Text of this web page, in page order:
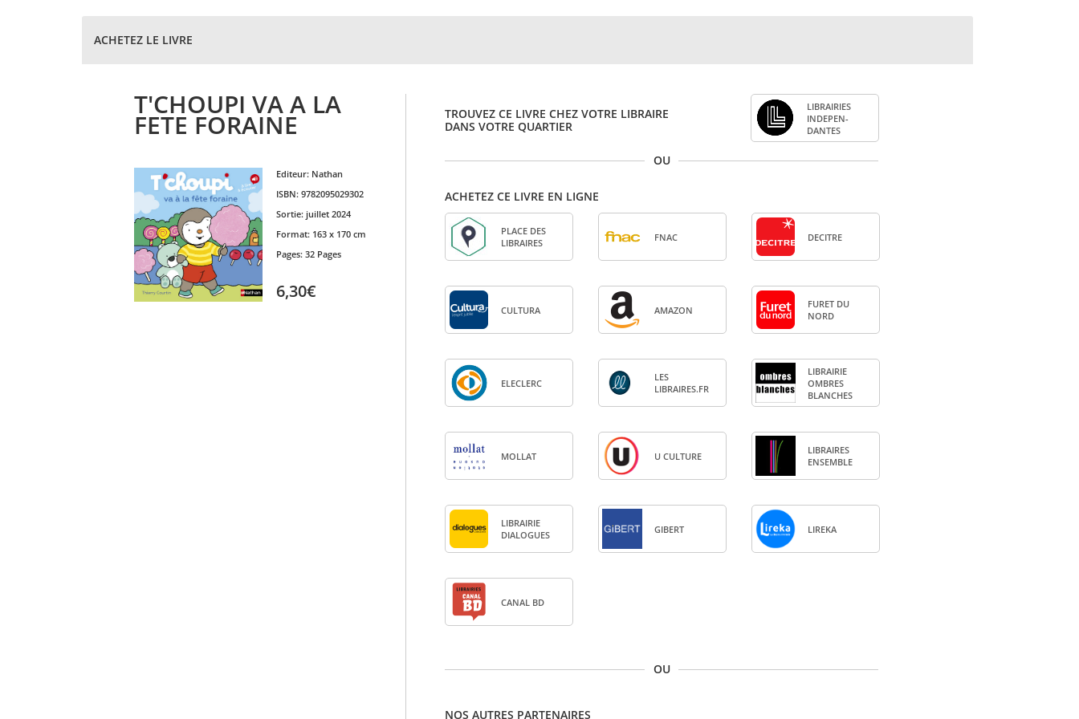
ACHETEZ LE LIVRE
T'CHOUPI VA A LA
FETE FORAINE
Editeur: Nathan
ISBN: 9782095029302
Sortie: juillet 2024
Format: 163 x 170 cm
Pages: 32 Pages
6,30€
TROUVEZ CE LIVRE CHEZ VOTRE LIBRAIRE
DANS VOTRE QUARTIER
LIBRAI­RIES
INDE­PEN­
DANTES
OU
ACHETEZ CE LIVRE EN LIGNE
PLACE DES
LIBRAIRES
FNAC DECITRE
CULTURA AMA­ZON
FURET DU
NORD
ELE­CLERC
LES
LIBRAIRES.FR
LIBRAI­RIE
OMBRES
BLANCHES
MOL­LAT U CULTURE
LIBRAIRES
ENSEMBLE
LIBRAI­RIE
DIA­LOGUES
GIBERT LIREKA
CANAL BD
OU
NOS AUTRES PARTENAIRES